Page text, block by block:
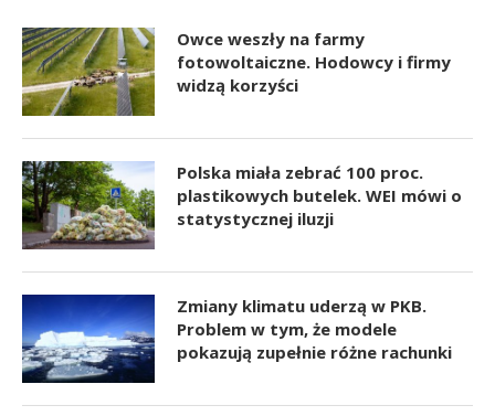
Owce weszły na farmy
fotowoltaiczne. Hodowcy i firmy
widzą korzyści
Polska miała zebrać 100 proc.
plastikowych butelek. WEI mówi o
statystycznej iluzji
Zmiany klimatu uderzą w PKB.
Problem w tym, że modele
pokazują zupełnie różne rachunki